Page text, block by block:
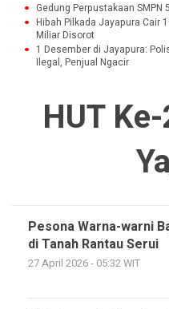
Gedung Perpustakaan SMPN
Hibah Pilkada Jayapura Cair
Miliar Disorot
1 Desember di Jayapura:
Ilegal, Penjual Ngacir
HUT
Pesona Warna-warni
di Tanah Rantau Serui
27 April 2026 - 05:32 WIT